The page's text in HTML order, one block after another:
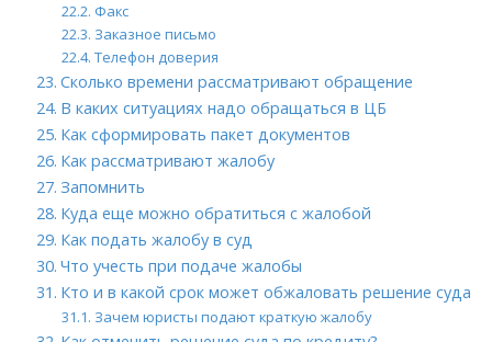
Факс
Заказное письмо
Телефон доверия
Сколько времени рассматривают обращение
В каких ситуациях надо обращаться в ЦБ
Как сформировать пакет документов
Как рассматривают жалобу
Запомнить
Куда еще можно обратиться с жалобой
Как подать жалобу в суд
Что учесть при подаче жалобы
Кто и в какой срок может обжаловать решение суда
Зачем юристы подают краткую жалобу